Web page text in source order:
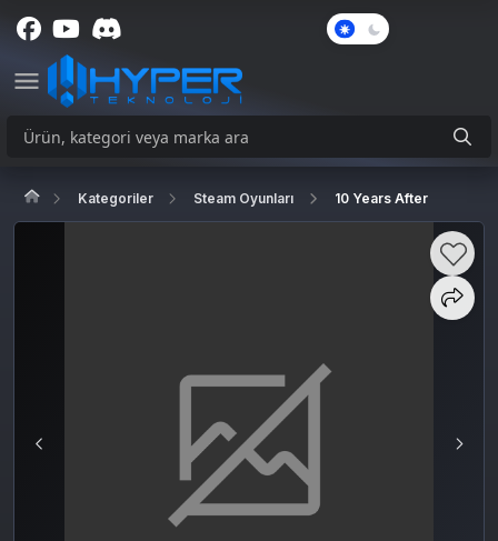
Kategoriler Steam Oyunları 10 Years After